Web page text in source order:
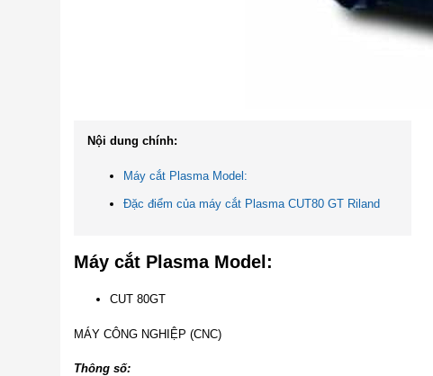
Nội dung chính:
Máy cắt Plasma Model:
Đặc điểm của máy cắt Plasma CUT80 GT Riland
Máy cắt Plasma Model:
CUT 80GT
MÁY CÔNG NGHIỆP (CNC)
Thông số: